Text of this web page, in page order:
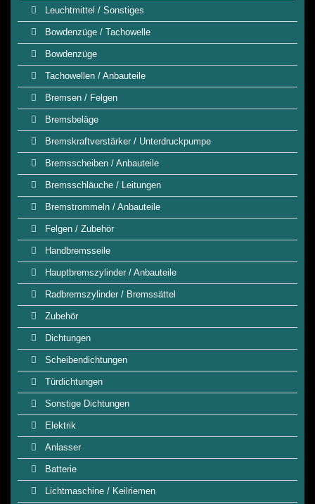
Leuchtmittel / Sonstiges
Bowdenzüge / Tachowelle
Bowdenzüge
Tachowellen / Anbauteile
Bremsen / Felgen
Bremsbeläge
Bremskraftverstärker / Unterdruckpumpe
Bremsscheiben / Anbauteile
Bremsschläuche / Leitungen
Bremstrommeln / Anbauteile
Felgen / Zubehör
Handbremsseile
Hauptbremszylinder / Anbauteile
Radbremszylinder / Bremssättel
Zubehör
Dichtungen
Scheibendichtungen
Türdichtungen
Sonstige Dichtungen
Elektrik
Anlasser
Batterie
Lichtmaschine / Keilriemen